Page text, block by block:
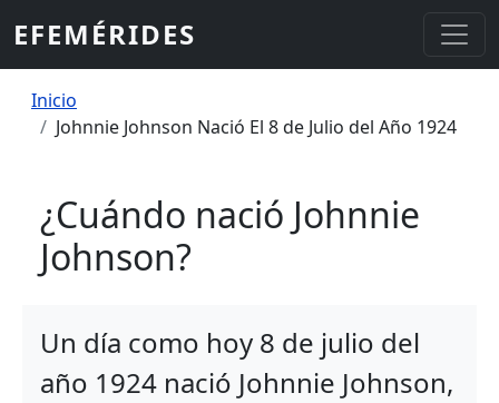
EFEMÉRIDES
Sobrescribir enlaces de ayuda a la
Inicio
Johnnie Johnson Nació El 8 de Julio del Año 1924
¿Cuándo nació Johnnie
Johnson?
Un día como hoy 8 de julio del
año 1924 nació Johnnie Johnson,